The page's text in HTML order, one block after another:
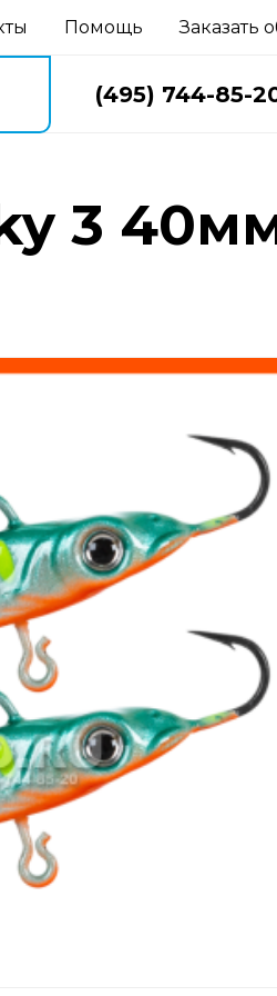
Помощь Заказать
(495) 744-85-
3